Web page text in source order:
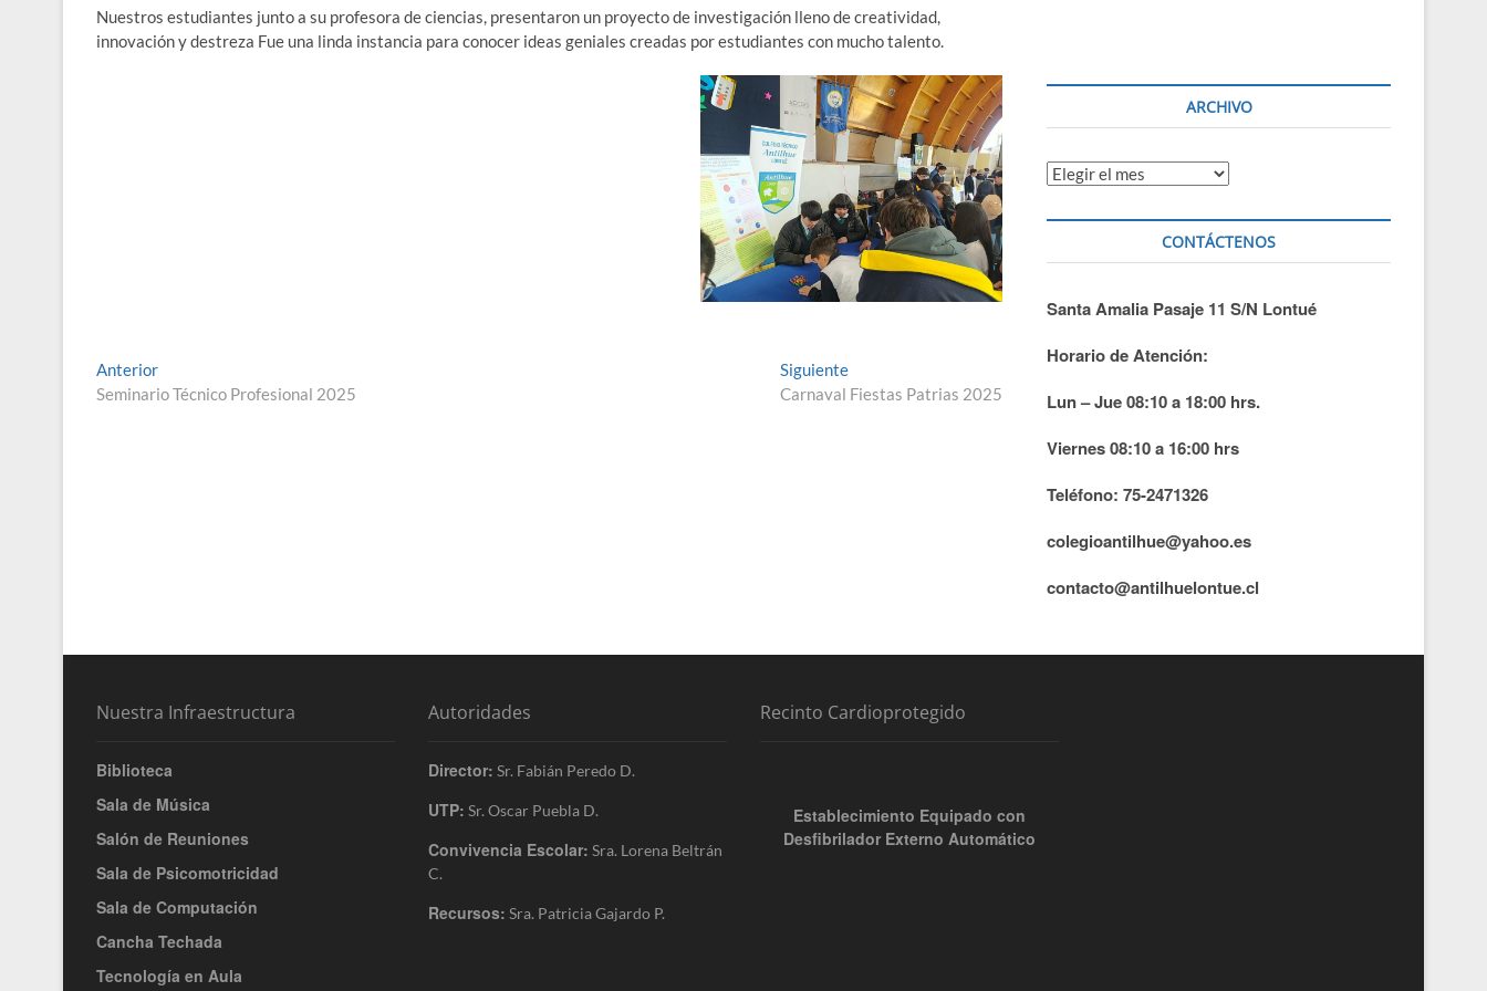
Nuestros estudiantes junto a su profesora de ciencias, presentaron un proyecto de investigación lleno de creatividad,
innovación y destreza Fue una linda instancia para conocer ideas geniales creadas por estudiantes con mucho talento.
Navegación
de
AnteriorEntrada
anterior:
Seminario Técnico Profesional 2025
SiguienteEntrada
siguiente:
Carnaval Fiestas Patrias 2025
ARCHIVO
Archivo
CONTÁCTENOS
Santa Amalia Pasaje 11 S/N Lontué
Horario de Atención:
Lun – Jue 08:10 a 18:00 hrs.
Viernes 08:10 a 16:00 hrs
Teléfono: 75-2471326
colegioantilhue@yahoo.es
contacto@antilhuelontue.cl
Nuestra Infraestructura
Biblioteca
Sala de Música
Salón de Reuniones
Sala de Psicomotricidad
Sala de Computación
Cancha Techada
Tecnología en Aula
Autoridades
Director: Sr. Fabián Peredo D.
UTP: Sr. Oscar Puebla D.
Convivencia Escolar: Sra. Lorena Beltrán
C.
Recursos: Sra. Patricia Gajardo P.
Recinto Cardioprotegido
Establecimiento Equipado con
Desfibrilador Externo Automático